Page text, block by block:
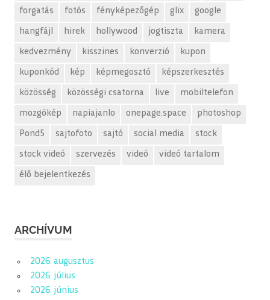
forgatás fotós fényképezőgép glix google
hangfájl hirek hollywood jogtiszta kamera
kedvezmény kisszines konverzió kupon
kuponkód kép képmegosztó képszerkesztés
közösség közösségi csatorna live mobiltelefon
mozgókép napiajanlo onepage.space photoshop
Pond5 sajtofoto sajtó social media stock
stock videó szervezés videó videó tartalom
élő bejelentkezés
ARCHÍVUM
2026. augusztus
2026. július
2026. június